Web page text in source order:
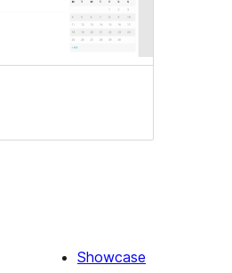
Showcase